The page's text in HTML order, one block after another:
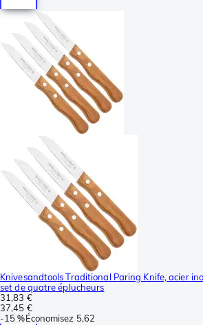
Knivesandtools Traditional Paring Knife, acier
set de quatre éplucheurs
31,83 €
37,45 €
-15 %Économisez 5,62